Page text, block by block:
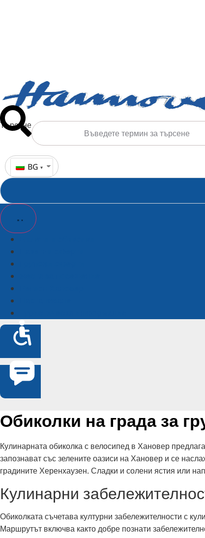
Търсене
BG
Обиколки на града за
Кулинарната обиколка с велосипед в Хановер
запознават със зелените оазиси на Хановер и се
градините Херенхаузен. Сладки и солени ястия или
Кулинарни
Обиколката съчетава културни забележителности с
Маршрутът включва както добре познати